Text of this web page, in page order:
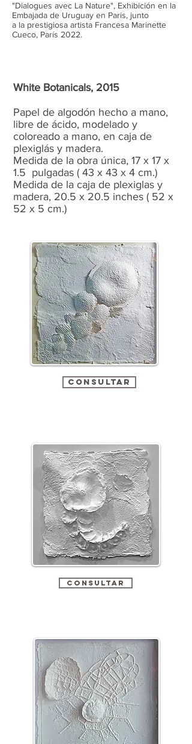
"Dialogues avec La Nature", Exhibición en la
Embajada de Uruguay en Paris, junto
a la prestigiosa artista Francesa Marinette
Cueco, París 2022.
White Botanicals, 2015
Papel de algodón hecho a mano,
libre de ácido, modelado y
coloreado a mano, en caja de
plexiglás y madera.
Medida de la obra única, 17 x 17 x
1.5 pulgadas ( 43 x 43 x 4 cm.)
Medida de la caja de plexiglas y
madera, 20.5 x 20.5 inches ( 52 x
52 x 5 cm.)
CONSULTAR
CONSULTAR